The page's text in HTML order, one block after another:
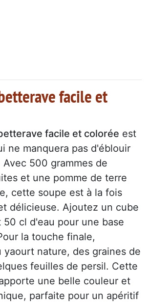
facile et
facile et colorée est
ne manquera pas d'éblouir
500 grammes de
et une pomme de terre
cette soupe est à la fois
délicieuse. Ajoutez un cube
cl d'eau pour une base
la touche finale,
yaourt nature, des graines de
feuilles de persil. Cette
une belle couleur et
parfaite pour un apéritif